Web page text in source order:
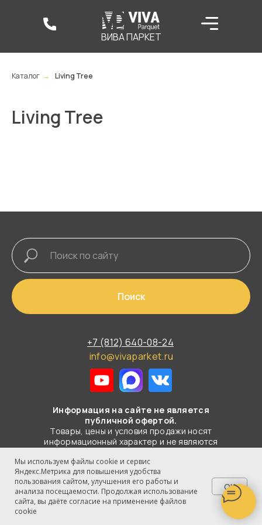
ВИВА ПАРКЕТ
Каталог → Living Tree
Living Tree
Поиск
Информация на сайте не является
публичной офертой.
Товары, цены и условия продажи носят
информационный характер и не являются
статьи 437 ГК РФ.
© 2003-2026 Все права защищены
ООО "ВИВА-ПАРКЕТ"
info@vivaparket.ru
+7 (812) 640-08-24
Мы используем файлы cookie и сервис
Яндекс.Метрика для повышения удобства
пользования сайтом, улучшения его работы и
анализа посещаемости. Продолжая использование
сайта, вы даёте согласие на применение файлов
cookie
OK